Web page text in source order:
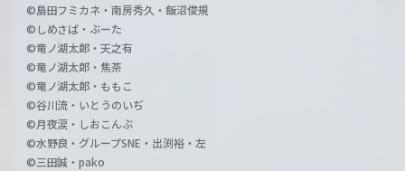
©島田フミカネ・南房秀久・飯沼俊規
©しめさば・ぶーた
©竜ノ湖太郎・天之有
©竜ノ湖太郎・焦茶
©竜ノ湖太郎・ももこ
©谷川流・いとうのいぢ
©月夜涙・しおこんぶ
©水野良・グループSNE・出渕裕・左
©三田誠・pako